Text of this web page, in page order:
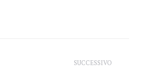
SUCCESSIVO